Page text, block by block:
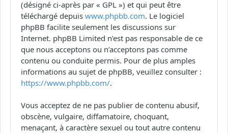
(désigné ci-après par « GPL ») et qui peut être
téléchargé depuis www.phpbb.com. Le logiciel
phpBB facilite seulement les discussions sur
Internet. phpBB Limited n’est pas responsable de ce
que nous acceptons ou n’acceptons pas comme
contenu ou conduite permis. Pour de plus amples
informations au sujet de phpBB, veuillez consulter :
https://www.phpbb.com/.
Vous acceptez de ne pas publier de contenu abusif,
obscène, vulgaire, diffamatoire, choquant,
menaçant, à caractère sexuel ou tout autre contenu